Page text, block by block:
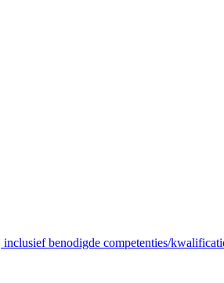
benodigde competenties/